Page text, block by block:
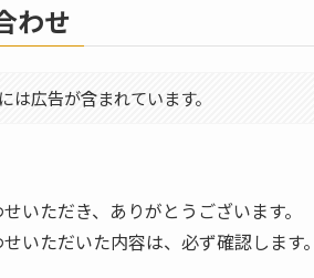
わせ
は広告が含まれています。
いただき、ありがとうございます。
いただいた内容は、必ず確認します